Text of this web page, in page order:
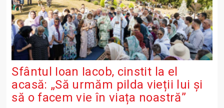
Sfântul Ioan Iacob, cinstit la el
acasă: „Să urmăm pilda vieții lui și
să o facem vie în viața noastră”